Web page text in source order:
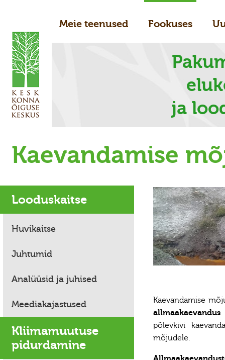
Meie teenused Fookuses
ja
Kaevandamise
Looduskaitse
Huvikaitse
Juhtumid
Analüüsid ja juhised
Meediakajastused
Kliimamuutuse
pidurdamine
Kaevandamise
allmaakaevandus.
põlevkivi
mõjudele.